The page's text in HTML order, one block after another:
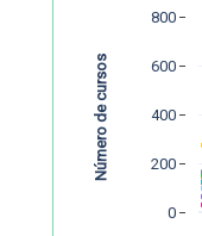
0
200
400
600
800
Número de cursos